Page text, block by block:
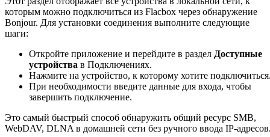
которым можно подключиться из Flacbox через обнаружение
Bonjour. Для установки соединения выполните следующие
шаги:
Откройте приложение и перейдите в раздел Доступные
устройства в Подключениях.
Нажмите на устройство, к которому хотите
При необходимости введите данные для входа, чтобы
завершить подключение.
Это самый быстрый способ обнаружить общий ресурс SMB,
WebDAV, DLNA в домашней сети без ручного ввода IP-